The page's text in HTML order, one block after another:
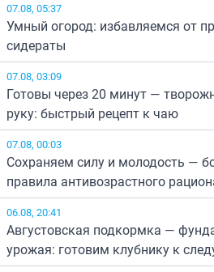
07.08, 05:37
Умный огород: избавляемся от
сидераты
07.08, 03:09
Готовы через 20 минут —
руку: быстрый рецепт к чаю
07.08, 00:03
Сохраняем силу и молодость —
правила антивозрастного
06.08, 20:41
Августовская подкормка —
урожая: готовим клубнику к